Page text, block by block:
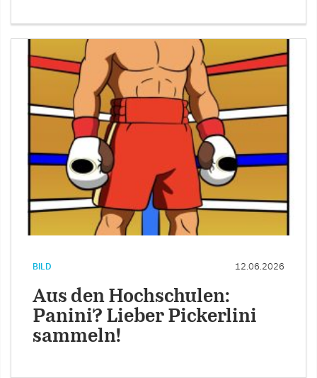
BILD 12.06.2026
Aus den Hochschulen:
Panini? Lieber Pickerlini
sammeln!